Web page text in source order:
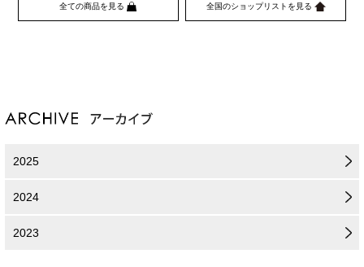
全ての商品を見る 全国のショップリストを見る
2025
2024
2023